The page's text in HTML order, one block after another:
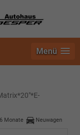
Menü
6 Monate Neuwagen